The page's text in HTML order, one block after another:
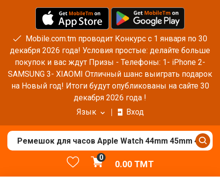
Mobile.com.tm проводит Конкурс с 1 января по 30
декабря 2026 года! Условия простые: делайте больше
покупок и вас ждут Призы - Телефоны: 1- iPhone 2-
SAMSUNG 3- XIAOMI Отличный шанс выиграть подарок
на Новый год! Итоги будут опубликованы на сайте 30
декабря 2026 года !
Язык
Вход
0
0.00TMT